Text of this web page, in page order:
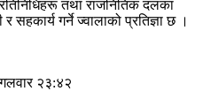
तथा राजनितिक दलका
सहकार्य गर्ने ज्वालाको प्रतिज्ञा छ ।
२३:४२